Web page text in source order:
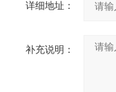
详细地址：
补充说明：